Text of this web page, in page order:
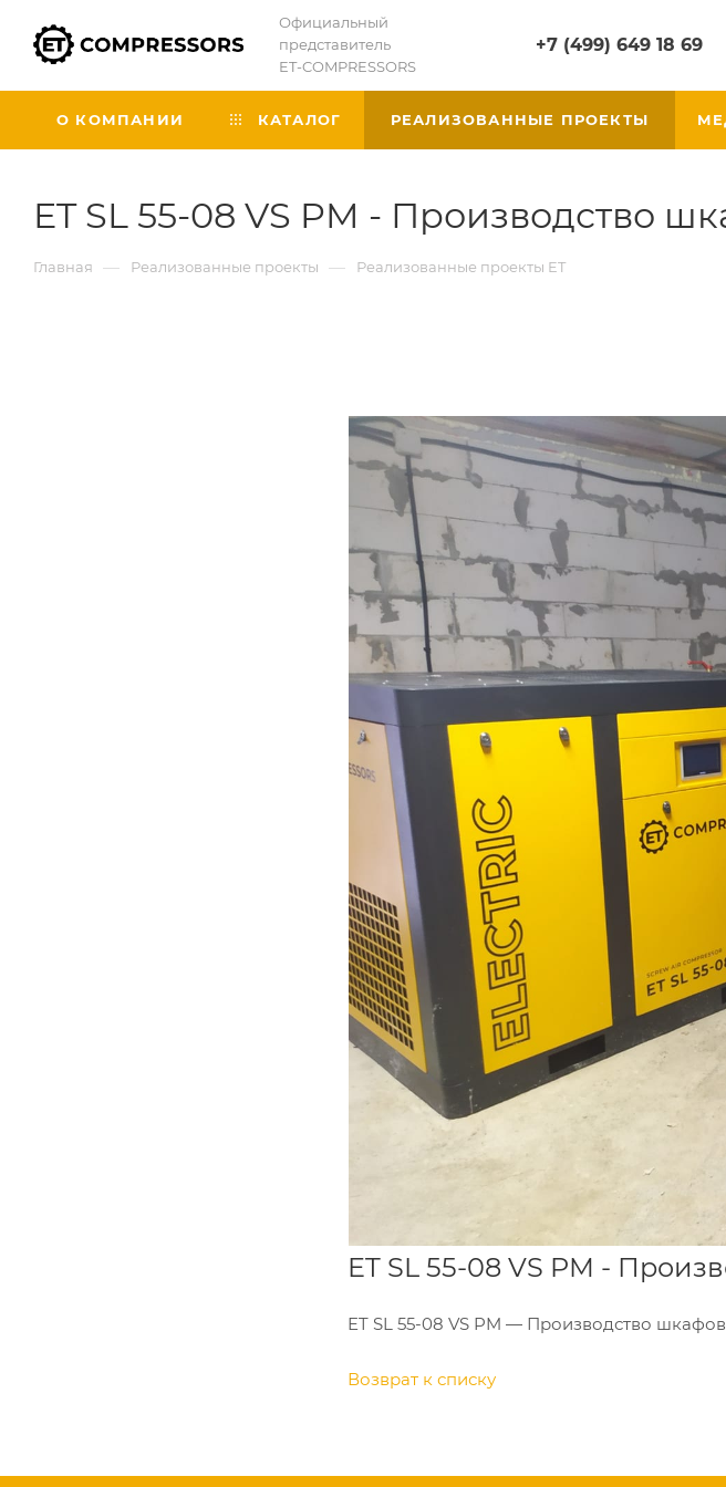
Официальный
представитель
ET-COMPRESSORS
+7 (499) 649 18 69
О КОМПАНИИ КАТАЛОГ РЕАЛИЗОВАННЫЕ ПРОЕКТЫ
ET SL 55-08 VS PM - Производство
Главная — Реализованные проекты — Реализованные проекты ET
ET SL 55-08 VS PM -
ET SL 55-08 VS PM — Производство
Возврат к списку